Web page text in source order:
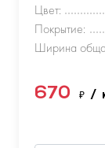
Цвет:
Покрытие:
Ширина
670 ₽ /